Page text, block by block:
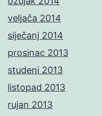
veljača 2014
siječanj 2014
prosinac 2013
studeni 2013
listopad 2013
rujan 2013